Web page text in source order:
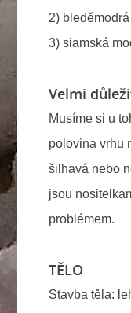
2)
3) siamská
Velmi
Musíme si u
polovina vrhu
šilhavá nebo
jsou
problémem.
TĚLO
Stavba těla: